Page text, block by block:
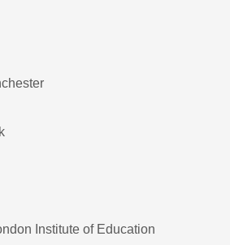
Institute of Education